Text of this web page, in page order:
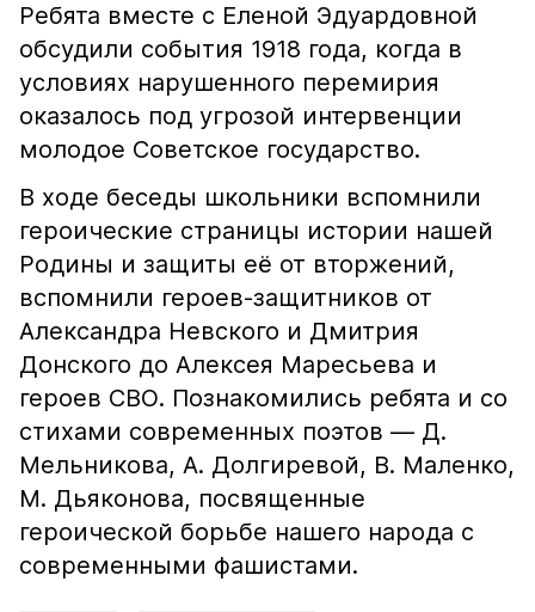
Ребята вместе с Еленой Эдуардовной
обсудили события 1918 года, когда в
условиях нарушенного перемирия
оказалось под угрозой интервенции
молодое Советское государство.
В ходе беседы школьники вспомнили
героические страницы истории нашей
Родины и защиты её от вторжений,
вспомнили героев-защитников от
Александра Невского и Дмитрия
Донского до Алексея Маресьева и
героев СВО. Познакомились ребята и со
стихами современных поэтов — Д.
Мельникова, А. Долгиревой, В. Маленко,
М. Дьяконова, посвященные
героической борьбе нашего народа с
современными фашистами.